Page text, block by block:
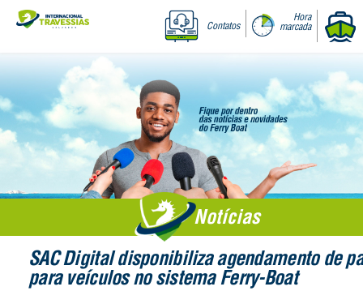
Contatos
Hora
marcada
Notícias
SAC Digital disponibiliza agendamento de
para veículos no sistema Ferry-Boat